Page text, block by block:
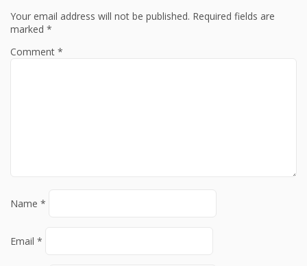
Your email address will not be published. Required fields are
marked *
Comment *
Name *
Email *